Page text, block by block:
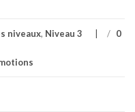
niveaux, Niveau 3 / 0